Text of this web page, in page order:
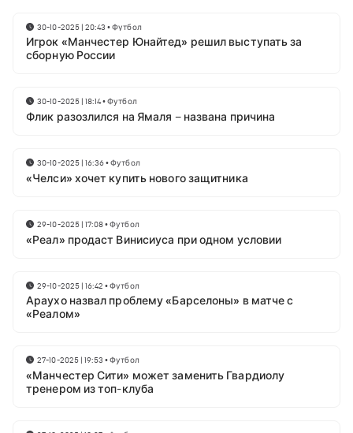
30-10-2025 | 20:43 •Футбол
Игрок «Манчестер Юнайтед» решил выступать за
сборную России
30-10-2025 | 18:14•Футбол
Флик разозлился на Ямаля – названа причина
30-10-2025 | 16:36•Футбол
«Челси» хочет купить нового защитника
29-10-2025 | 17:08•Футбол
«Реал» продаст Винисиуса при одном условии
29-10-2025 | 16:42 •Футбол
Араухо назвал проблему «Барселоны» в матче с
«Реалом»
27-10-2025 | 19:53 •Футбол
«Манчестер Сити» может заменить Гвардиолу
тренером из топ-клуба